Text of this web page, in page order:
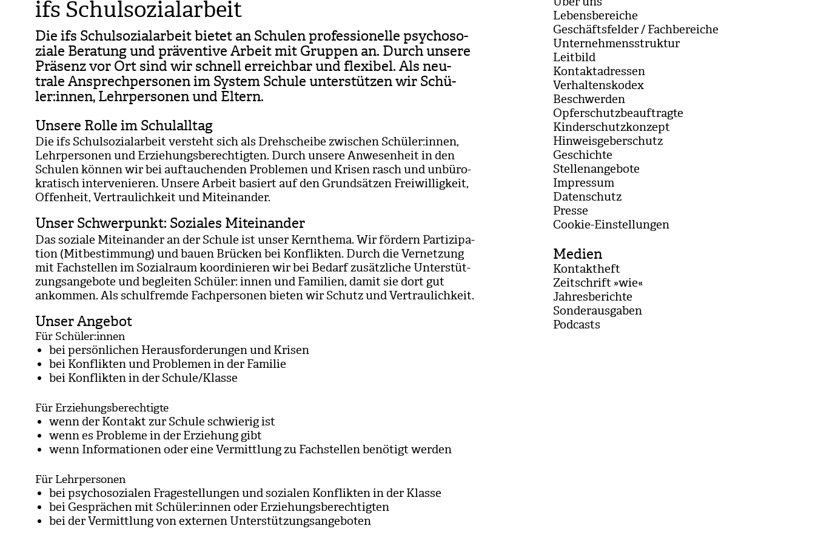
ifs Schulsozialarbeit
Die ifs Schul­so­zi­al­ar­beit bie­tet an Schu­len pro­fes­sio­nelle psy­cho­so­
ziale Bera­tung und prä­ven­tive Arbeit mit Grup­pen an. Durch unsere
Prä­senz vor Ort sind wir schnell erreich­bar und fle­xi­bel. Als neu­
trale Ansprech­per­so­nen im Sys­tem Schule unter­stüt­zen wir Schü­
ler:innen, Lehr­per­so­nen und Eltern.
Unsere Rolle im Schulalltag
Die ifs Schul­so­zi­al­ar­beit ver­steht sich als Dreh­scheibe zwi­schen Schü­ler:innen,
Lehr­per­so­nen und Erzie­hungs­be­rech­tig­ten. Durch unsere Anwe­sen­heit in den
Schu­len kön­nen wir bei auf­tau­chen­den Pro­ble­men und Kri­sen rasch und unbü­ro­
kra­tisch inter­ve­nie­ren. Unsere Arbeit basiert auf den Grund­sät­zen Frei­wil­lig­keit,
Offen­heit, Ver­trau­lich­keit und Mit­ein­an­der.
Unser Schwerpunkt: Soziales Miteinander
Das soziale Mit­ein­an­der an der Schule ist unser Kern­thema. Wir för­dern Par­ti­zi­pa­
tion (Mit­be­stim­mung) und bauen Brü­cken bei Kon­flik­ten. Durch die Ver­net­zung
mit Fach­stel­len im Sozi­al­raum koor­di­nie­ren wir bei Bedarf zusätz­li­che Unter­stüt­
zungs­an­ge­bote und beglei­ten Schü­ler: innen und Fami­lien, damit sie dort gut
ankom­men. Als schul­fremde Fach­per­so­nen bie­ten wir Schutz und Ver­trau­lich­keit.
Unser Angebot
Für Schüler:innen
bei per­sön­li­chen Her­aus­for­de­run­gen und Kri­sen
bei Kon­flik­ten und Pro­ble­men in der Fami­lie
bei Kon­flik­ten in der Schule/​Klasse
Für Erziehungsberechtigte
wenn der Kon­takt zur Schule schwie­rig ist
wenn es Pro­bleme in der Erzie­hung gibt
wenn Infor­ma­tio­nen oder eine Ver­mitt­lung zu Fach­stel­len benö­tigt wer­den
Für Lehrpersonen
bei psy­cho­so­zia­len Fra­ge­stel­lun­gen und sozia­len Kon­flik­ten in der Klasse
bei Gesprä­chen mit Schü­ler:innen oder Erzie­hungs­be­rech­tig­ten
bei der Ver­mitt­lung von exter­nen Unter­stüt­zungs­an­ge­bo­ten
Lebensbereiche
Geschäftsfelder / Fachbereiche
Unternehmensstruktur
Leitbild
Kontaktadressen
Verhaltenskodex
Beschwerden
Opferschutzbeauftragte
Kinderschutzkonzept
Hinweisgeberschutz
Geschichte
Stellenangebote
Impressum
Datenschutz
Presse
Coo­kie-Ein­stel­lun­gen
Medien
Kontaktheft
Zeitschrift »wie«
Jahresberichte
Sonderausgaben
Podcasts